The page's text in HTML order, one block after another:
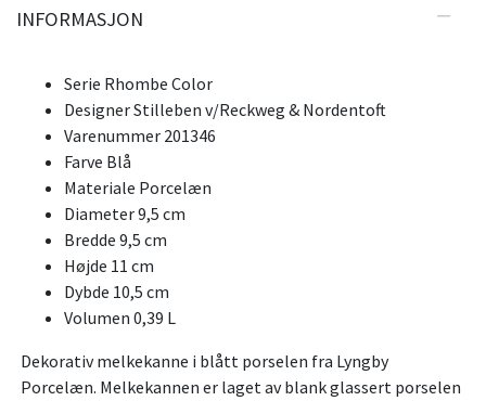
INFORMASJON
Serie Rhombe Color
Designer Stilleben v/Reckweg & Nordentoft
Varenummer 201346
Farve Blå
Materiale Porcelæn
Diameter 9,5 cm
Bredde 9,5 cm
Højde 11 cm
Dybde 10,5 cm
Volumen 0,39 L
Dekorativ melkekanne i blått porselen fra Lyngby
Porcelæn. Melkekannen er laget av blank glassert porselen